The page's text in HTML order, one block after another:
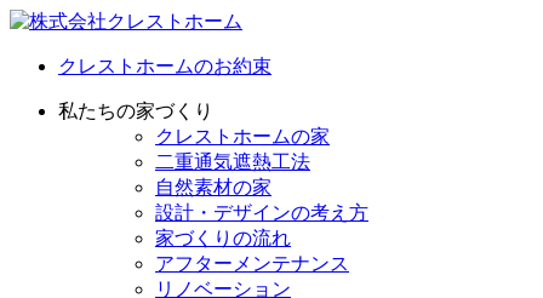
クレストホームのお約束
私たちの家づくり
クレストホームの家
二重通気遮熱工法
自然素材の家
設計・デザインの考え方
家づくりの流れ
アフターメンテナンス
リノベーション